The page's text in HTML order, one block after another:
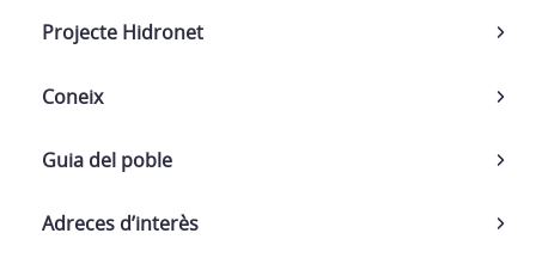
Projecte Hidronet
Coneix
Guia del poble
Adreces d’interès